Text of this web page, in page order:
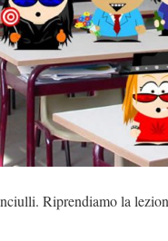
Riprendiamo la